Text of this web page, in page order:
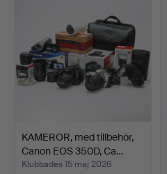
KAMEROR, med tillbehör,
Canon EOS 350D, Ca…
Klubbades 15 maj 2026